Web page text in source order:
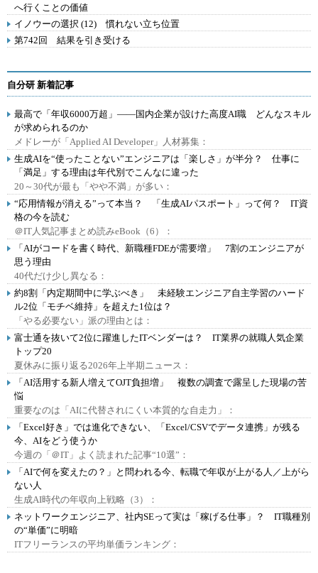
へ行くことの価値
イノウーの選択 (12) 慣れない立ち位置
第742回 結果を引き受ける
自分研 新着記事
最高で「年収6000万超」――国内企業が設けた高度AI職 どんなスキル
が求められるのか
メドレーが「Applied AI Developer」人材募集：
生成AIを“使ったことない”エンジニアは「楽しさ」が半分？ 仕事に
「満足」する理由は年代別でこんなに違った
20～30代が最も「やや不満」が多い：
“応用情報が消える”って本当？ 「生成AIパスポート」って何？ IT資
格の今を読む
＠IT人気記事まとめ読みeBook（6）：
「AIがコードを書く時代、新職種FDEが需要増」 7割のエンジニアが
思う理由
40代だけ少し異なる：
約8割「内定期間中に学ぶべき」 未経験エンジニア自主学習のハード
ル2位「モチベ維持」を超えた1位は？
「やる必要ない」派の理由とは：
富士通を抜いて2位に躍進したITベンダーは？ IT業界の就職人気企業
トップ20
夏休みに振り返る2026年上半期ニュース：
「AI活用する新人増えてOJT負担増」 複数の調査で露呈した現場の苦
悩
重要なのは「AIに代替されにくい本質的な自走力」：
「Excel好き」では進化できない、「Excel/CSVでデータ連携」が残る
今、AIをどう使うか
今週の「＠IT」よく読まれた記事“10選”：
「AIで何を変えたの？」と問われる今、転職で年収が上がる人／上がら
ない人
生成AI時代の年収向上戦略（3）：
ネットワークエンジニア、社内SEって実は「稼げる仕事」？ IT職種別
の“単価”に明暗
ITフリーランスの平均単価ランキング：